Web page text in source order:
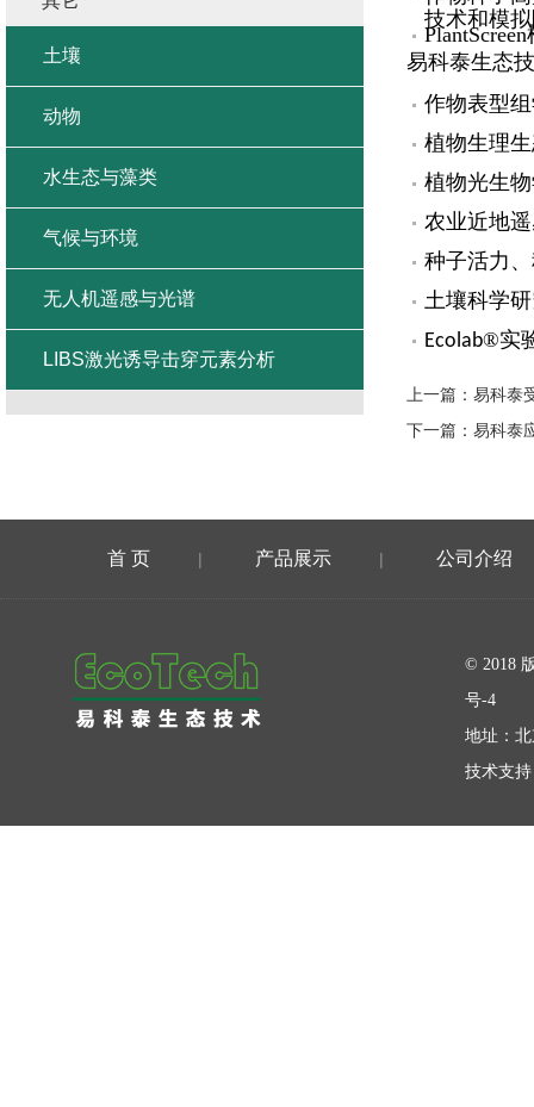
技术和模
易科泰生态
作物表型
植物生理
植物光生
农业近地
种子活力
土壤科学
Ecolab®实
上一篇： 易科泰
下一篇： 易科泰
土壤
动物
水生态与藻类
气候与环境
无人机遥感与光谱
LIBS激光诱导击穿元素分析
首 页 | 产品展示 | 公司介绍
© 2018
号-4
地址：
技术支